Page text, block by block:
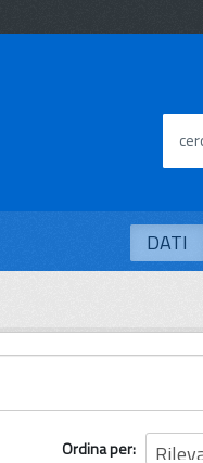
DATI
Ordina per